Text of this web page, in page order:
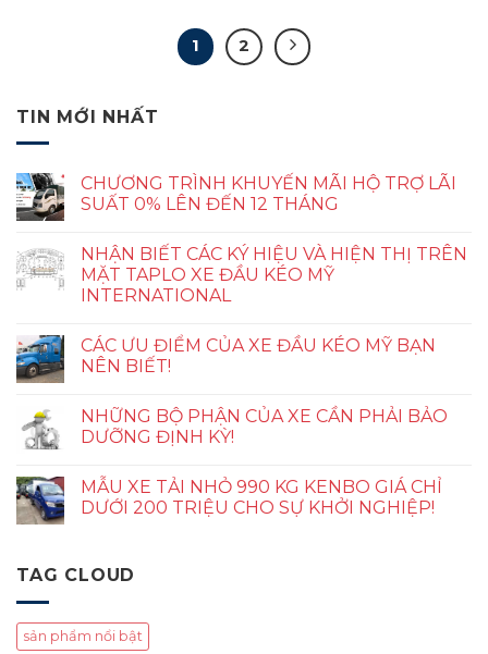
1 2
TIN MỚI NHẤT
CHƯƠNG TRÌNH KHUYẾN MÃI HỘ TRỢ LÃI
SUẤT 0% LÊN ĐẾN 12 THÁNG
NHẬN BIẾT CÁC KÝ HIỆU VÀ HIỆN THỊ TRÊN
MẶT TAPLO XE ĐẦU KÉO MỸ
INTERNATIONAL
CÁC ƯU ĐIỂM CỦA XE ĐẦU KÉO MỸ BẠN
NÊN BIẾT!
NHỮNG BỘ PHẬN CỦA XE CẦN PHẢI BẢO
DƯỠNG ĐỊNH KỲ!
MẪU XE TẢI NHỎ 990 KG KENBO GIÁ CHỈ
DƯỚI 200 TRIỆU CHO SỰ KHỞI NGHIỆP!
TAG CLOUD
sản phẩm nổi bật